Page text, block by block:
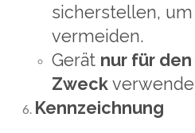
sicherstellen,
vermeiden.
Gerät nur für
Zweck
Kennzeichnung